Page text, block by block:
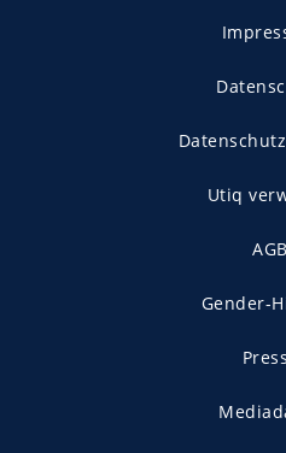
Utiq
AGB
Gender-